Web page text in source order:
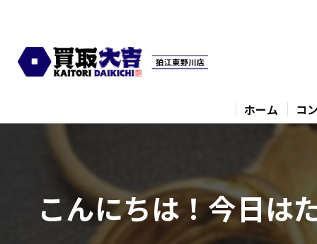
ホーム コ
こんにちは！今日は